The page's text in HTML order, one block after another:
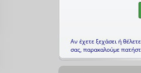
Αν έχετε ξεχάσει ή
σας, παρακαλούμε